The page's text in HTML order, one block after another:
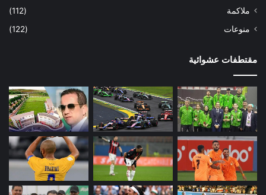
ملاكمة
(112)
منوعات
(122)
مقتطفات عشوائية